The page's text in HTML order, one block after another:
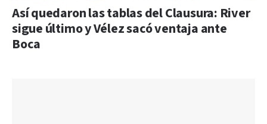
Así quedaron las tablas del Clausura: River
sigue último y Vélez sacó ventaja ante
Boca